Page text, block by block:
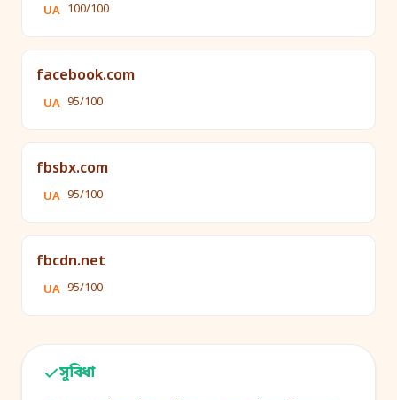
UA 100/100
facebook.com
UA 95/100
fbsbx.com
UA 95/100
fbcdn.net
UA 95/100
সুবিধা